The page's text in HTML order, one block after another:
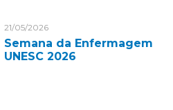
21/05/2026
Semana da Enfermagem
UNESC 2026